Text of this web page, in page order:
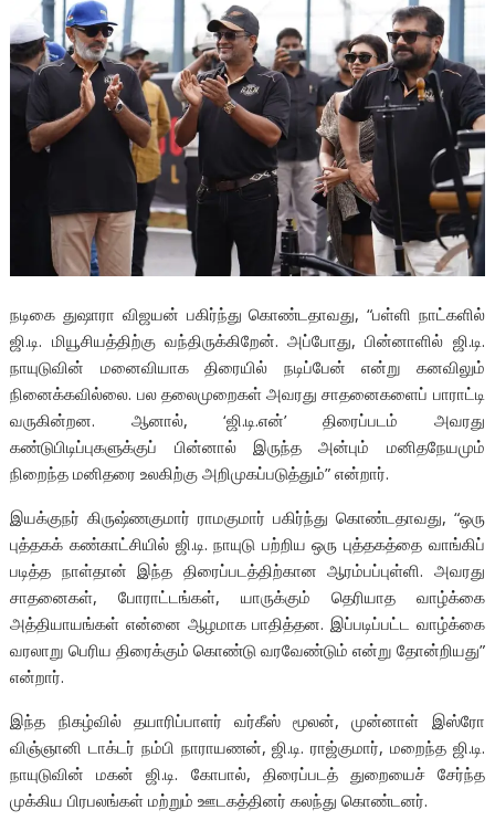
நடிகை துஷாரா விஜயன் பகிர்ந்து கொண்டதாவது, “பள்ளி நாட்களில்
ஜி.டி. மியூசியத்திற்கு வந்திருக்கிறேன். அப்போது, பின்னாளில் ஜி.டி.
நாயுடுவின் மனைவியாக திரையில் நடிப்பேன் என்று கனவிலும்
நினைக்கவில்லை. பல தலைமுறைகள் அவரது சாதனைகளைப் பாராட்டி
வருகின்றன. ஆனால், ‘ஜி.டி.என்’ திரைப்படம் அவரது
கண்டுபிடிப்புகளுக்குப் பின்னால் இருந்த அன்பும் மனிதநேயமும்
நிறைந்த மனிதரை உலகிற்கு அறிமுகப்படுத்தும்” என்றார்.
இயக்குநர் கிருஷ்ணகுமார் ராமகுமார் பகிர்ந்து கொண்டதாவது, “ஒரு
புத்தகக் கண்காட்சியில் ஜி.டி. நாயுடு பற்றிய ஒரு புத்தகத்தை வாங்கிப்
படித்த நாள்தான் இந்த திரைப்படத்திற்கான ஆரம்பப்புள்ளி. அவரது
சாதனைகள், போராட்டங்கள், யாருக்கும் தெரியாத வாழ்க்கை
அத்தியாயங்கள் என்னை ஆழமாக பாதித்தன. இப்படிப்பட்ட வாழ்க்கை
வரலாறு பெரிய திரைக்கும் கொண்டு வரவேண்டும் என்று தோன்றியது”
என்றார்.
இந்த நிகழ்வில் தயாரிப்பாளர் வர்கீஸ் மூலன், முன்னாள் இஸ்ரோ
விஞ்ஞானி டாக்டர் நம்பி நாராயணன், ஜி.டி. ராஜ்குமார், மறைந்த ஜி.டி.
நாயுடுவின் மகன் ஜி.டி. கோபால், திரைப்படத் துறையைச் சேர்ந்த
முக்கிய பிரபலங்கள் மற்றும் ஊடகத்தினர் கலந்து கொண்டனர்.